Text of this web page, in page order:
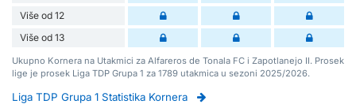
Više od 12
Više od 13
Ukupno Kornera na Utakmici za Alfareros de Tonala FC i Zapotlanejo II. Prosek
lige je prosek Liga TDP Grupa 1 za 1789 utakmica u sezoni 2025/2026.
Liga TDP Grupa 1 Statistika Kornera